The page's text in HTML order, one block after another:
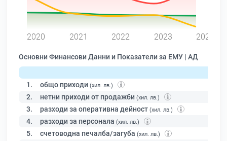
2020 2021 2022 2023 2024
Основни Финансови Данни и Показатели за ЕМУ | АД
1. общо приходи (хил. лв.)
2. нетни приходи от продажби (хил. лв.)
3. разходи за оперативна дейност (хил. лв.)
4. разходи за персонала (хил. лв.)
5. счетоводна печалба/загуба (хил. лв.)